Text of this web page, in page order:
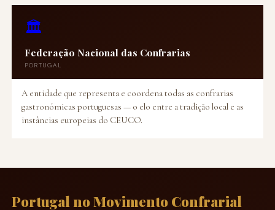
🏛️
Federação Nacional das Confrarias
PORTUGAL
A entidade que representa e coordena todas as confrarias
gastronómicas portuguesas — o elo entre a tradição local e as
instâncias europeias do CEUCO.
Portugal no Movimento Confrarial